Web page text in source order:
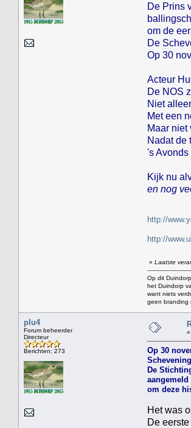
De Prins
om de
De
Op 30
Acteur
De NOS
Niet
Met een
Maar
Nadat de
's
Kijk nu
en nog
http://
http://
« Laatste
Op dit
het Duindorp
want niets
geen branding
plu4
Forum beheerder
Directeur
Berichten: 273
«
Op 30
De
aangemeld
om deze
Het was
De